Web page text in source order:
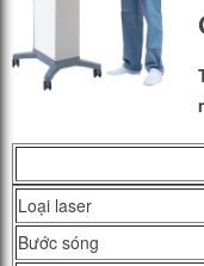
Loại laser
Bước sóng